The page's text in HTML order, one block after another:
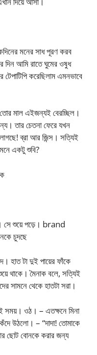
মনের সাধ পূরণ করব
দিন আমি রাতে ঘুমের ওষুধ
করেছিলাম এমনভাবে
মাল এইজন্যই বেরচ্ছিল।
তার চেতনা ফেরে যখন
ব্রা আর জিন্স। সত্যিই
একটু শুবি?
সে শুয়ে পড়ে। brand
চুদছে
হাত টা দুই পায়ের ফাঁকে
থাকে। মৈনাক বলে, সত্যিই
সামনে থেকে হাতটা সরা।
ওঠ। – এতক্ষনে মিনা
উঠলো। – “দাদা! তোমাকে
ছোট বোনকে করার জন্য